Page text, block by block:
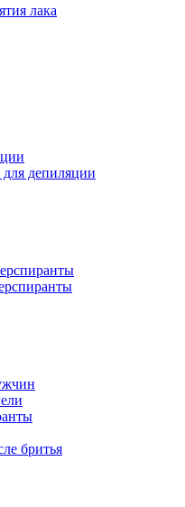
лака
для депиляции
бритья